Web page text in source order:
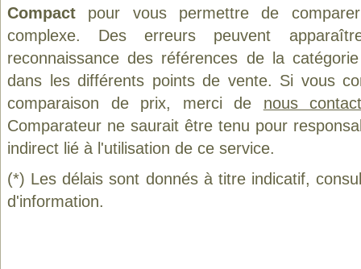
Compact pour vous permettre de
complexe. Des erreurs peuvent
reconnaissance des références de la
dans les différents points de vente. Si vous
comparaison de prix, merci de nous
Comparateur ne saurait être tenu pour
indirect lié à l'utilisation de ce service.
(*) Les délais sont donnés à titre indicatif,
d'information.